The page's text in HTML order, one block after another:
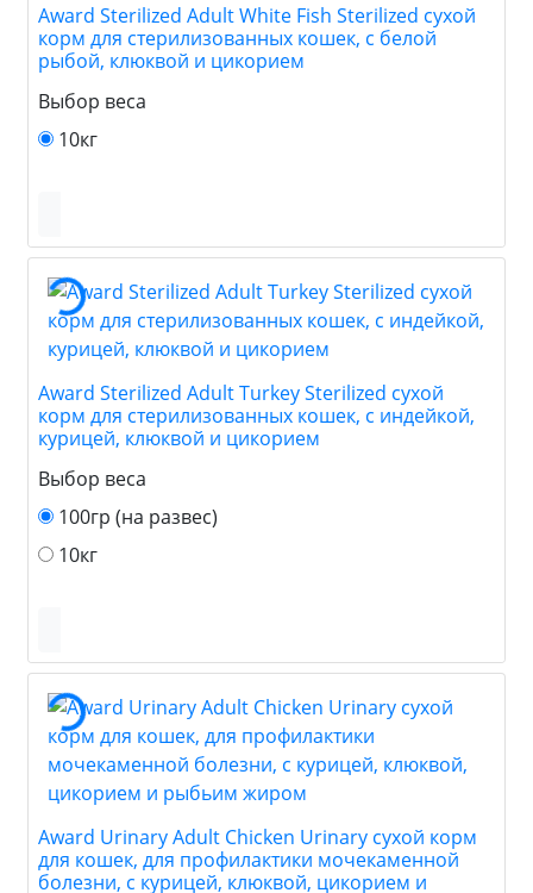
Award Sterilized Adult White Fish Sterilized сухой
корм для стерилизованных кошек, с белой
рыбой, клюквой и цикорием
Выбор веса
10кг
Award Sterilized Adult Turkey Sterilized сухой
корм для стерилизованных кошек, с индейкой,
курицей, клюквой и цикорием
Выбор веса
100гр (на развес)
10кг
Award Urinary Adult Chicken Urinary сухой корм
для кошек, для профилактики мочекаменной
болезни, с курицей, клюквой, цикорием и